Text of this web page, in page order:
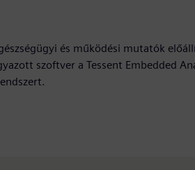
és működési mutatók
szoftver a Tessent Embedded